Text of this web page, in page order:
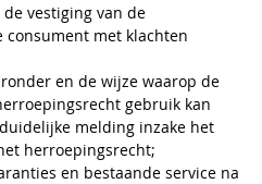
vestiging van de
consument met klachten
en de wijze waarop de
gebruik kan
melding inzake het
herroepingsrecht;
en bestaande service na